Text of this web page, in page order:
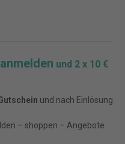
und 2 x 10 €
und nach Einlösung
– shoppen – Angebote